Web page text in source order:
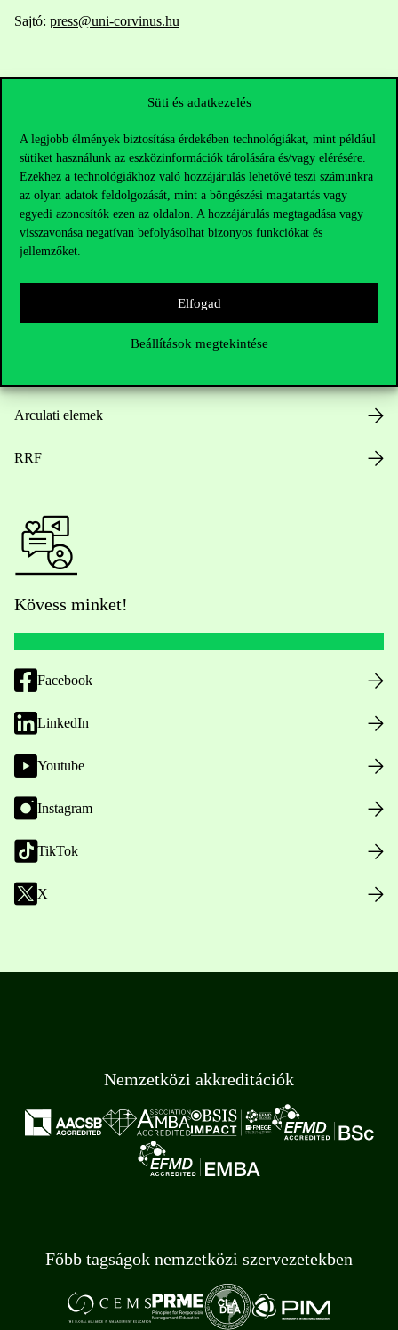
Süti és adatkezelés
A legjobb élmények biztosítása érdekében technológiákat, mint például
sütiket használunk az eszközinformációk tárolására és/vagy elérésére.
Ezekhez a technológiákhoz való hozzájárulás lehetővé teszi számunkra
az olyan adatok feldolgozását, mint a böngészési magatartás vagy
egyedi azonosítók ezen az oldalon. A hozzájárulás megtagadása vagy
visszavonása negatívan befolyásolhat bizonyos funkciókat és
jellemzőket.
Elfogad
Beállítások megtekintése
Sajtó: press@uni-corvinus.hu
Hasznos linkek
Nyitvatartás
Házirend
Arculati elemek
RRF
Kövess minket!
Facebook
LinkedIn
Youtube
Instagram
TikTok
X
Nemzetközi akkreditációk
Főbb tagságok nemzetközi szervezetekben